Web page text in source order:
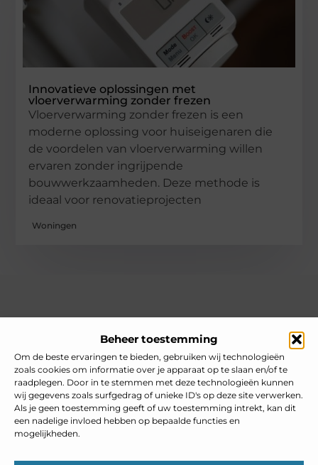
Beheer toestemming
Om de beste ervaringen te bieden, gebruiken wij technologieën
zoals cookies om informatie over je apparaat op te slaan en/of te
raadplegen. Door in te stemmen met deze technologieën kunnen
wij gegevens zoals surfgedrag of unieke ID's op deze site verwerken.
Als je geen toestemming geeft of uw toestemming intrekt, kan dit
een nadelige invloed hebben op bepaalde functies en
mogelijkheden.
Innovatieve oplossingen met
vloerverwarming zonder frezen
Vloerverwarming zonder frezen is een
moderne oplossing voor huiseigenaren die
de voordelen van vloerverwarming willen
ervaren zonder ingrijpende
bouwwerkzaamheden. Deze methode is
ideaal voor renovatieprojecten
Woningen
Jouw gids voor inspiratie en tips uit het dagelijks leven.
Ontdek een brede verzameling blogs en artikelen die je helpen
om het meeste uit elke dag te halen, met praktische adviezen
en verrassende inzichten.
Bericht categorie